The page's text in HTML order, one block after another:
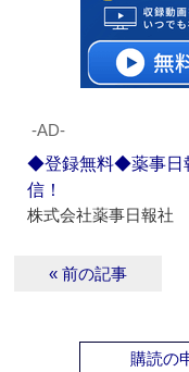
‐AD‐
◆登録無料◆薬事日
信！
株式会社薬事日報社
« 前の記事
購読の